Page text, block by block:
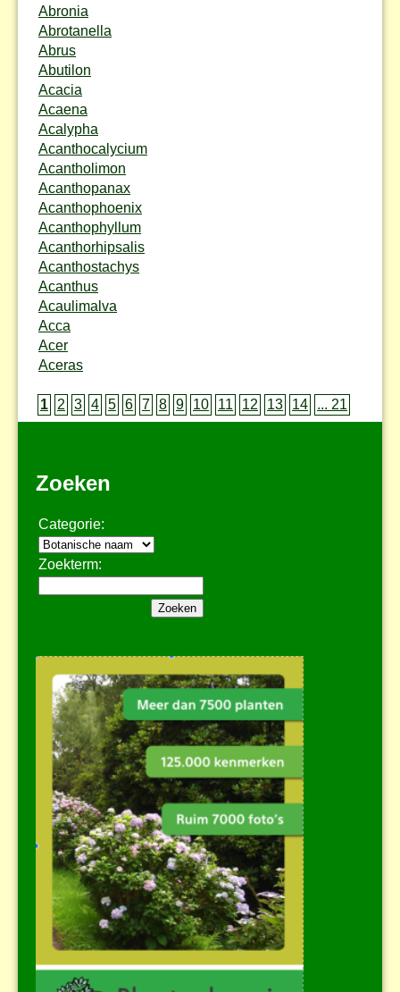
Abronia
Abrotanella
Abrus
Abutilon
Acacia
Acaena
Acalypha
Acanthocalycium
Acantholimon
Acanthopanax
Acanthophoenix
Acanthophyllum
Acanthorhipsalis
Acanthostachys
Acanthus
Acaulimalva
Acca
Acer
Aceras
1 2 3 4 5 6 7 8 9 10 11 12 13 14 ... 21
Zoeken
Categorie:
Zoekterm: